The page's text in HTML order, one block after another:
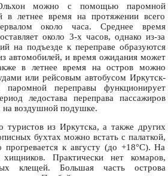
можно с помощью паромной
в летнее время на протяжении всего
около часа. Среднее время
около 3-х часов, однако из-за
на подъезде к переправе образуются
автомобилей, и время ожидания может
в летнее время на остров можно
или рейсовым автобусом Иркутск-
переправы функционирует
ледостава переправа пассажиров
на воздушной подушке.
туристов из Иркутска, а также других
бухтах можно встать с палаткой,
к августу (до +18°C). На
Практически нет комаров,
клещей. Большая часть острова